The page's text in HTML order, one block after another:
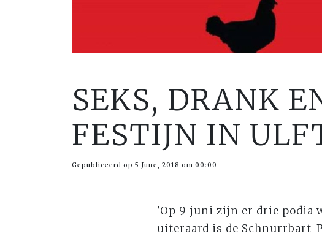
SEKS, DRANK
FESTIJN IN
Gepubliceerd op 5 June, 2018 om 00:00
'Op 9 juni zijn er drie podia
uiteraard is de Schnurrbart-